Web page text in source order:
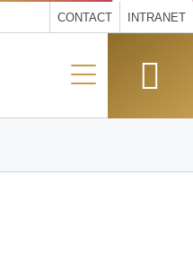
CONTACT INTRANET